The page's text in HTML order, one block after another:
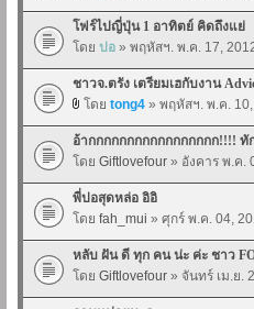
โฟร์ไปญี่ปุ่น 1 อาทิตย์ คิดถึงแย่
โดย ปอ » พฤหัสฯ. พ.ค. 17,
ชาวจ.ตรัง เตรียมเฮกับงาน
โดย tong4 » พฤหัสฯ. พ.ค.
อ้ากกกกกกกกกกกกกกกกก!!!!
โดย Giftlovefour » อังคาร พ.ค.
พี่ปอสุดหล่อ อิอิ
โดย fah_mui » ศุกร์ พ.ค. 04,
หลับ ฝัน ดี ทุก คน น่ะ ค่ะ ชาว
โดย Giftlovefour » จันทร์ เม.ย.